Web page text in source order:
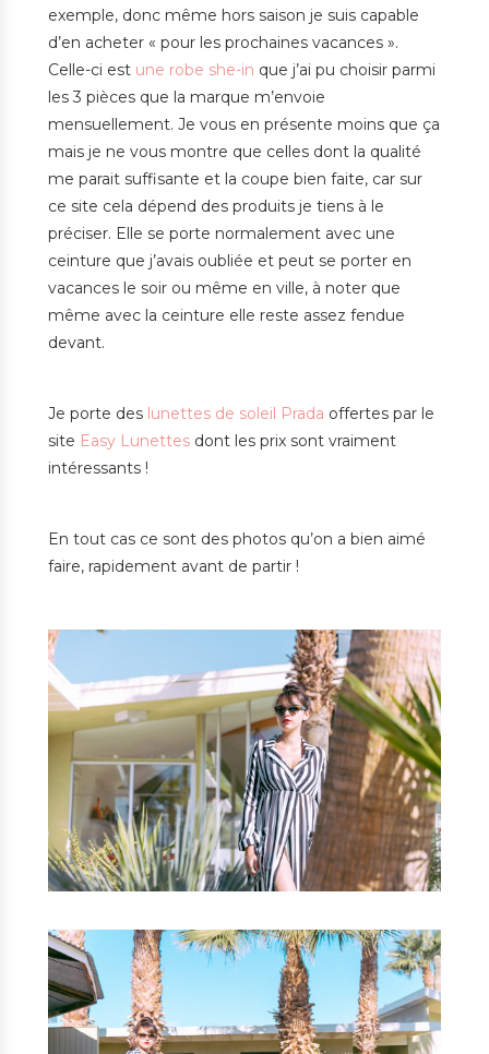
exemple, donc même hors saison je suis capable
d’en acheter « pour les prochaines vacances ».
Celle-ci est une robe she-in que j’ai pu choisir parmi
les 3 pièces que la marque m’envoie
mensuellement. Je vous en présente moins que ça
mais je ne vous montre que celles dont la qualité
me parait suffisante et la coupe bien faite, car sur
ce site cela dépend des produits je tiens à le
préciser. Elle se porte normalement avec une
ceinture que j’avais oubliée et peut se porter en
vacances le soir ou même en ville, à noter que
même avec la ceinture elle reste assez fendue
devant.
Je porte des lunettes de soleil Prada offertes par le
site Easy Lunettes dont les prix sont vraiment
intéressants !
En tout cas ce sont des photos qu’on a bien aimé
faire, rapidement avant de partir !